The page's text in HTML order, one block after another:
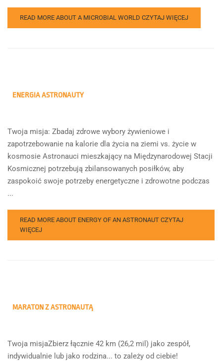
READ MORE ABOUT A MICROBIAL WORLD CZYTAJ WIĘCEJ
ENERGIA ASTRONAUTY
Twoja misja: Zbadaj zdrowe wybory żywieniowe i
zapotrzebowanie na kalorie dla życia na ziemi vs. życie w
kosmosie Astronauci mieszkający na Międzynarodowej Stacji
Kosmicznej potrzebują zbilansowanych posiłków, aby
zaspokoić swoje potrzeby energetyczne i zdrowotne podczas
...
READ MORE ABOUT ENERGY OF AN ASTRONAUT CZYTAJ
WIĘCEJ
MARATON Z ASTRONAUTĄ
Twoja misjaZbierz łącznie 42 km (26,2 mil) jako zespół,
indywidualnie lub jako rodzina... to zależy od ciebie!